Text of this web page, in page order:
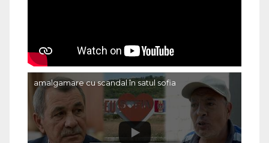
amalgamare cu scandal în satul sofia